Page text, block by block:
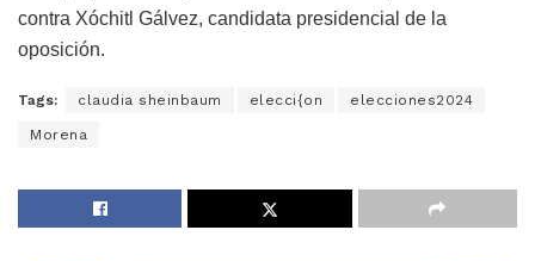
contra Xóchitl Gálvez, candidata presidencial de la
oposición.
Tags: claudia sheinbaum elecci{on elecciones2024
Morena